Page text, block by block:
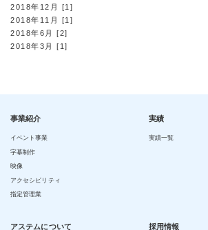
2018年12月 [1]
2018年11月 [1]
2018年6月 [2]
2018年3月 [1]
事業紹介
イベント事業
字幕制作
映像
アクセシビリティ
指定管理業
実績
実績一覧
アステムについて 採用情報